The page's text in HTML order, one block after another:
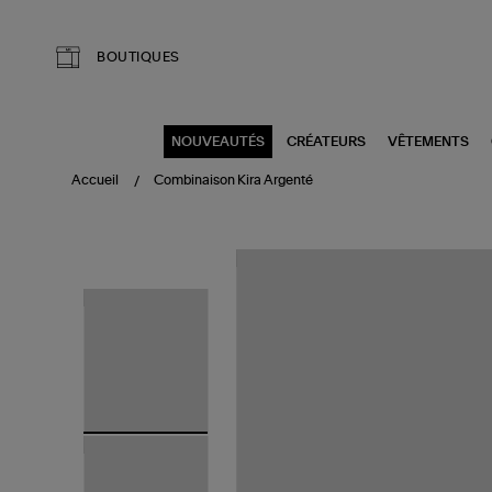
BOUTIQUES
NOUVEAUTÉS CRÉATEURS VÊTEMENTS
Accueil Combinaison Kira Argenté